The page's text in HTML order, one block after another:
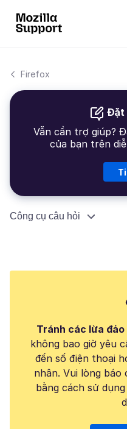
Firefox
Đặt
Vẫn cần trợ giúp?
của bạn trên
Công cụ câu hỏi
Tránh các lừa
không bao giờ yêu
đến số điện thoại
nhân. Vui lòng báo
bằng cách sử